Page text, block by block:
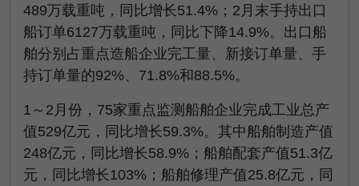
489万载重吨，同比增长51.4%；2月末手持出口
船订单6127万载重吨，同比下降14.9%。出口船
舶分别占重点造船企业完工量、新接订单量、手
持订单量的92%、71.8%和88.5%。
1～2月份，75家重点监测船舶企业完成工业总产
值529亿元，同比增长59.3%。其中船舶制造产值
248亿元，同比增长58.9%；船舶配套产值51.3亿
元，同比增长103%；船舶修理产值25.8亿元，同